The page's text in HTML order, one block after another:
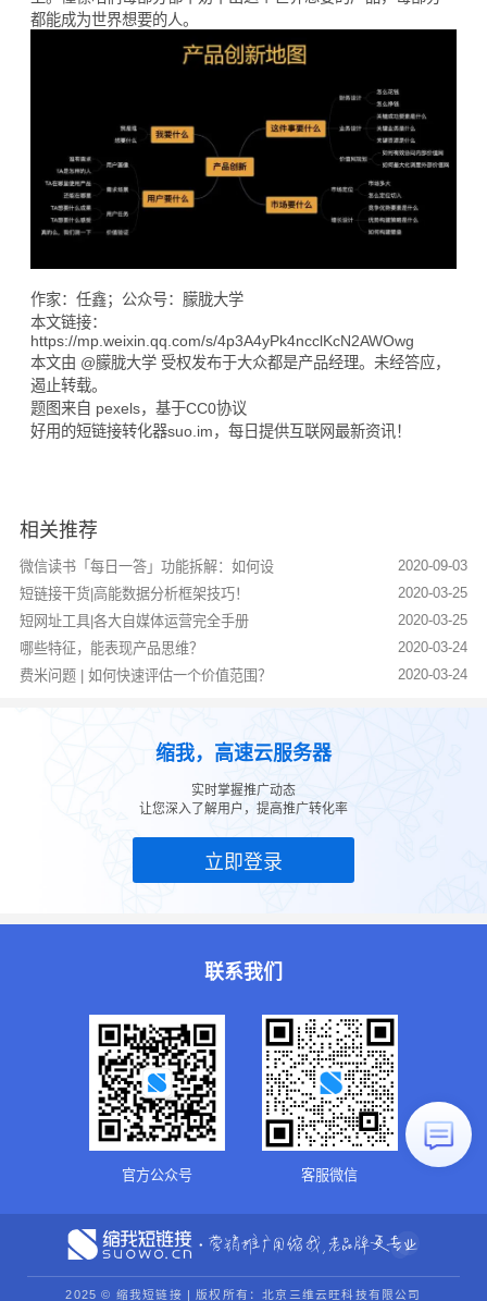
都能成为世界想要的人。
作家：任鑫；公众号：朦胧大学
本文链接：
https://mp.weixin.qq.com/s/4p3A4yPk4ncclKcN2AWOwg
本文由 @朦胧大学 受权发布于大众都是产品经理。未经答应，
遏止转载。
题图来自 pexels，基于CC0协议
好用的短链接转化器suo.im，每日提供互联网最新资讯！
相关推荐
微信读书「每日一答」功能拆解：如何设
2020-09-03
短链接干货|高能数据分析框架技巧！
2020-03-25
短网址工具|各大自媒体运营完全手册
2020-03-25
哪些特征，能表现产品思维？
2020-03-24
费米问题 | 如何快速评估一个价值范围？
2020-03-24
缩我，高速云服务器
实时掌握推广动态
让您深入了解用户，提高推广转化率
立即登录
联系我们
官方公众号 客服微信
2025 © 缩我短链接 | 版权所有：北京三维云旺科技有限公司